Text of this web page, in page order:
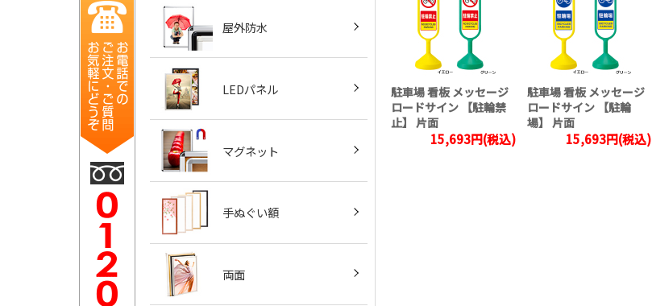
屋外防水
LEDパネル
マグネット
手ぬぐい額
両面
駐車場 看板 メッセージ
ロードサイン 【駐輪禁
止】 片面
15,693円(税込)
駐車場 看板 メッセージ
ロードサイン 【駐輪
場】 片面
15,693円(税込)